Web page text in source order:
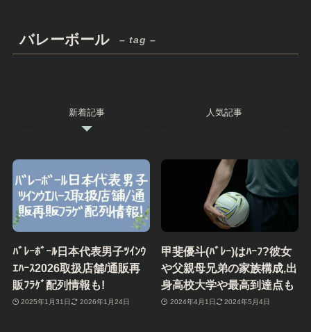
バレーボール – tag –
新着記事 人気記事
ﾊﾞﾚｰﾎﾞｰﾙ日本代表男子ﾂｲﾝｳ
ｴﾊｰｽ2026取扱店舗/通販再
販ﾌﾗｹﾞ配列情報も!
2025年1月31日 2026年1月24日
甲斐優斗(ﾊﾞﾚｰ)はﾊｰﾌ?彼女
や父親母兄弟の家族構成,出
身高校大学や最高到達点も
2024年4月1日 2024年5月4日